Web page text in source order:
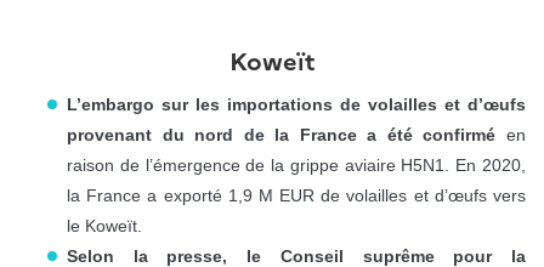
Koweït
L’embargo sur les importations de volailles et d’œufs
provenant du nord de la France a été confirmé en
raison de l’émergence de la grippe aviaire H5N1. En 2020,
la France a exporté 1,9 M EUR de volailles et d’œufs vers
le Koweït.
Selon la presse, le Conseil suprême pour la